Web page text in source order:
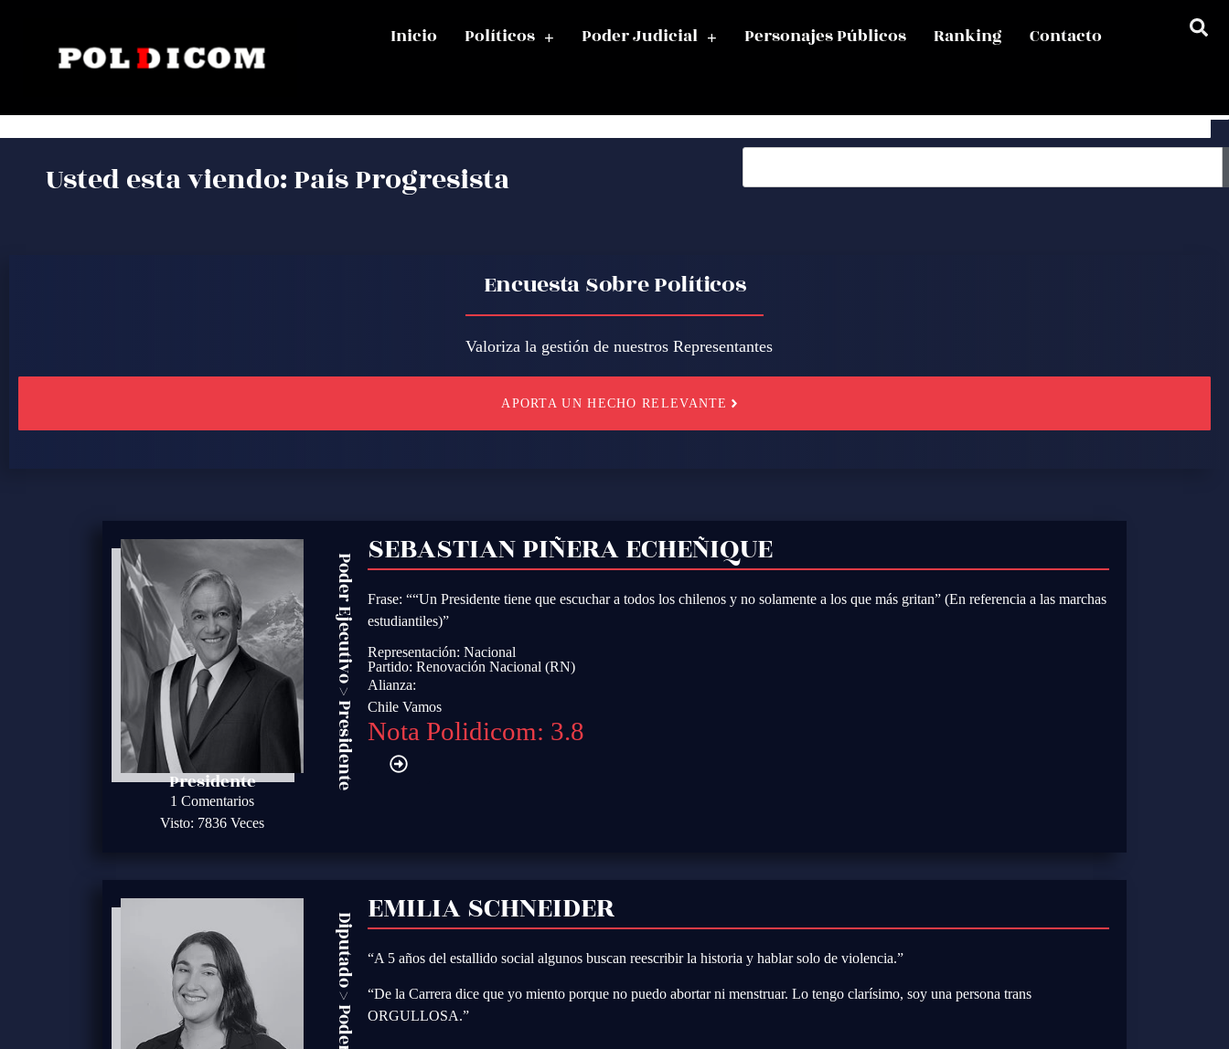
Inicio Políticos Poder Judicial Personajes Públicos Ranking Contacto
Usted esta viendo: País Progresista
Encuesta Sobre Políticos
Valoriza la gestión de nuestros Representantes
APORTA UN HECHO RELEVANTE
Presidente
1 Comentarios
Visto: 7836 Veces
Poder Ejecutivo
>
Presidente
SEBASTIAN PIÑERA ECHEÑIQUE
Frase: ““Un Presidente tiene que escuchar a todos los chilenos y no solamente a los que más gritan” (En referencia a las marchas
estudiantiles)”
Representación: Nacional
Partido: Renovación Nacional (RN)
Alianza:
Chile Vamos
Nota Polidicom: 3.8
Diputado
>
EMILIA SCHNEIDER
“A 5 años del estallido social algunos buscan reescribir la historia y hablar solo de violencia.”
“De la Carrera dice que yo miento porque no puedo abortar ni menstruar. Lo tengo clarísimo, soy una persona trans
ORGULLOSA.”